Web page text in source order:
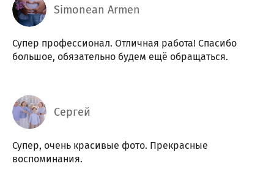
Simonean Armen
Супер профессионал. Отличная работа! Спасибо
большое, обязательно будем ещё обращаться.
Сергей
Супер, очень красивые фото. Прекрасные
воспоминания.